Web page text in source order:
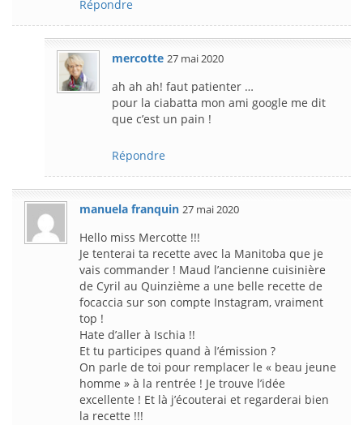
Répondre
mercotte 27 mai 2020
ah ah ah! faut patienter …
pour la ciabatta mon ami google me dit
que c’est un pain !
Répondre
manuela franquin 27 mai 2020
Hello miss Mercotte !!!
Je tenterai ta recette avec la Manitoba que je
vais commander ! Maud l’ancienne cuisinière
de Cyril au Quinzième a une belle recette de
focaccia sur son compte Instagram, vraiment
top !
Hate d’aller à Ischia !!
Et tu participes quand à l’émission ?
On parle de toi pour remplacer le « beau jeune
homme » à la rentrée ! Je trouve l’idée
excellente ! Et là j’écouterai et regarderai bien
la recette !!!